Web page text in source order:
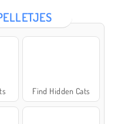
Find Hidden Cats